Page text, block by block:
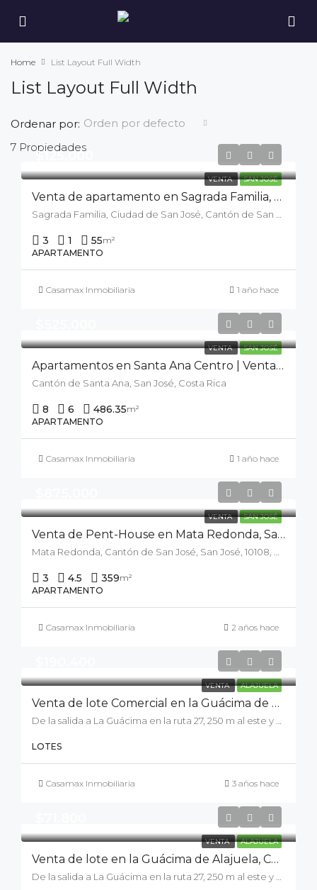
Home List Layout Full Width
List Layout Full Width
7 Propiedades
Ordenar por: Orden por defecto
VENTA SAN JOSÉ
$125,000
Venta de apartamento en Sagrada Familia, Hatillo, Condominio Torres de Monterrey
3 1 55m²
APARTAMENTO
Casamax Inmobiliaria 1 año hace
VENTA SAN JOSÉ
Apartamentos en Santa Ana Centro | Venta de edificio de apartamentos, Santa Ana, San José.
Cantón de Santa Ana, San José, Costa Rica
8 6 486.35m²
APARTAMENTO
Casamax Inmobiliaria 1 año hace
VENTA SAN JOSÉ
Venta de Pent-House en Mata Redonda, San José, Condominio Sabana Real
3 4.5 359m²
APARTAMENTO
Casamax Inmobiliaria 2 años hace
VENTA ALAJUELA
Venta de lote Comercial en la Guácima de Alajuela
LOTES
Casamax Inmobiliaria 3 años hace
VENTA ALAJUELA
Venta de lote en la Guácima de Alajuela, Condominio Jardín Real